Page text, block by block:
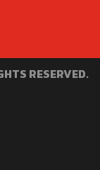
RESERVED.